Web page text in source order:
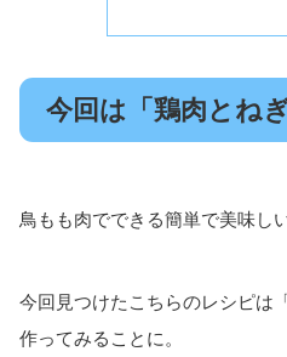
今回は「鶏肉とね
鳥もも肉でできる簡単で美味し
今回見つけたこちらのレシピは
作ってみることに。